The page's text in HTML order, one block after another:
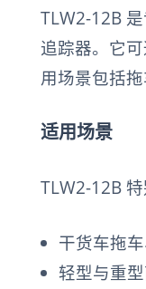
TLW2-12B
追踪器。它
用场景包括
适用场景
TLW2-12B
干货车拖
轻型与重